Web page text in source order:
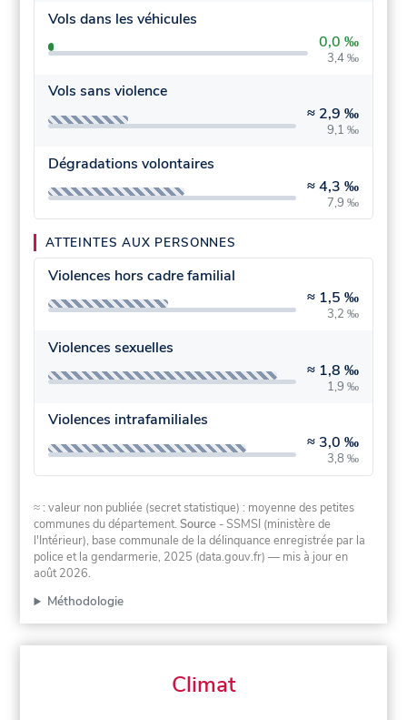
Vols dans les véhicules
0,0 ‰
3,4 ‰
Vols sans violence
≈ 2,9 ‰
9,1 ‰
Dégradations volontaires
≈4,3 ‰
7,9 ‰
ATTEINTES AUX PERSONNES
Violences hors cadre familial
≈ 1,5 ‰
3,2 ‰
Violences sexuelles
≈ 1,8 ‰
1,9 ‰
Violences intrafamiliales
≈ 3,0 ‰
3,8 ‰
≈ : valeur non publiée (secret statistique) : moyenne des petites
communes du département.Source - SSMSI (ministère de
l'Intérieur), base communale de la délinquance enregistrée par la
police et la gendarmerie, 2025 (data.gouv.fr) — mis à jour en
août 2026.
Méthodologie
Climat